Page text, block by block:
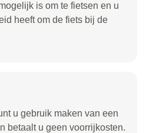
is om te fietsen en u
heeft om de fiets bij de
u gebruik maken van een
betaalt u geen voorrijkosten.